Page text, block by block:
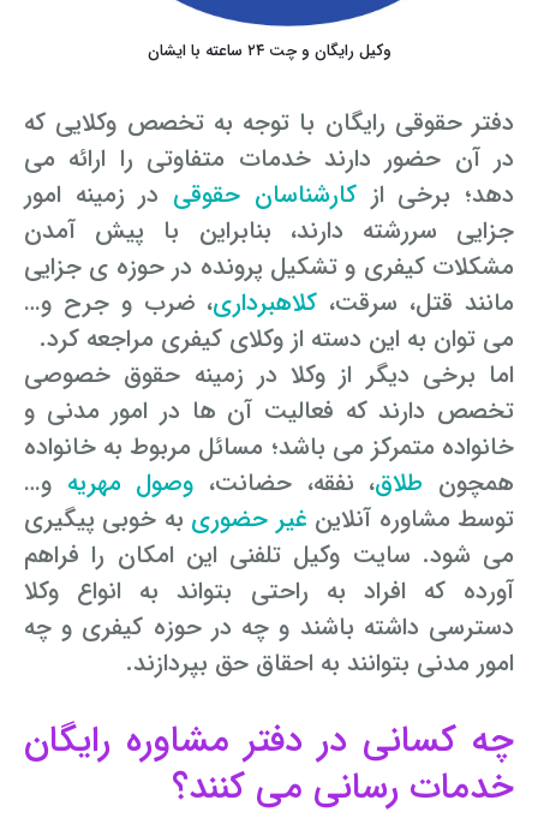
وکیل رایگان و چت ۲۴ ساعته با ایشان
دفتر حقوقی رایگان با توجه به تخصص وکلایی که
در آن حضور دارند خدمات متفاوتی را ارائه می
دهد؛ برخی ازکارشناسان حقوقی در زمینه امور
جزایی سررشته دارند، بنابراین با پیش آمدن
مشکلات‌ کیفری و تشکیل پرونده در حوزه ی جزایی
مانند قتل، سرقت، کلاهبرداری، ضرب و جرح و…
می ­توان به این دسته از وکلای کیفری مراجعه کرد.
اما برخی دیگر از وکلا در زمینه حقوق خصوصی
تخصص دارند که فعالیت آن ها در امور مدنی و
خانواده متمرکز می باشد؛ مسائل مربوط به خانواده
همچون طلاق، نفقه، حضانت، وصول مهریه و…
توسط مشاوره آنلاین غیر حضوری به خوبی پیگیری
می شود. سایت وکیل تلفنی این امکان را فراهم
آورده که افراد به راحتی بتواند به انواع وکلا
دسترسی داشته باشند و چه در حوزه کیفری و چه
امور مدنی بتوانند به احقاق حق بپردازند.
چه کسانی در دفتر مشاوره رایگان
خدمات رسانی می کنند؟